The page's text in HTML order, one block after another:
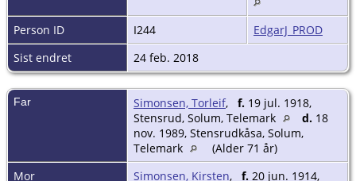
Person ID I244
EdgarJ_PROD
Sist endret
24 feb. 2018
Far Simonsen, Torleif, f. 19 jul. 1918,
Stensrud, Solum, Telemark
d. 18
nov. 1989, Stensrudkåsa, Solum,
Telemark
(Alder 71 år)
Mor
Simonsen, Kirsten, f. 20 jun. 1914,